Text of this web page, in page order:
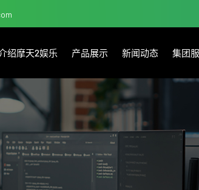
绍摩天2娱乐 产品展示 新闻动态 集团